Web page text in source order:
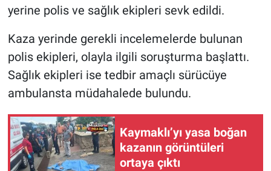
yerine polis ve sağlık ekipleri sevk edildi.
Kaza yerinde gerekli incelemelerde bulunan
polis ekipleri, olayla ilgili soruşturma başlattı.
Sağlık ekipleri ise tedbir amaçlı sürücüye
ambulansta müdahalede bulundu.
Kaymaklı’yı yasa boğan
kazanın görüntüleri
ortaya çıktı